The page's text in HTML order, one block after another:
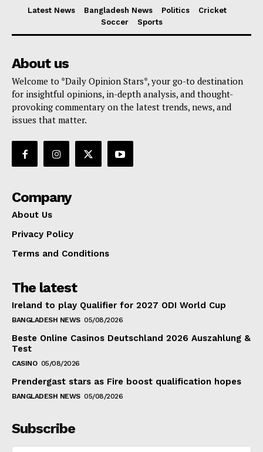
Latest News Bangladesh News Politics
Cricket
Soccer
Sports
About us
Welcome to *Daily Opinion Stars*, your go-to destination
for insightful opinions, in-depth analysis, and thought-
provoking commentary on the latest trends, news, and
issues that matter.
Company
About Us
Privacy Policy
Terms and Conditions
The latest
Ireland to play Qualifier for 2027 ODI World Cup
BANGLADESH NEWS 05/08/2026
Beste Online Casinos Deutschland 2026 Auszahlung &
Test
CASINO 05/08/2026
Prendergast stars as Fire boost qualification hopes
BANGLADESH NEWS 05/08/2026
Subscribe